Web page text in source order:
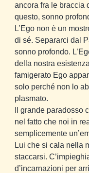
ancora fra le braccia
questo, sonno
L’Ego non è un
di sé. Separarci dal
sonno profondo.
della nostra
famigerato Ego
solo perché non lo
plasmato.
Il grande paradosso
nel fatto che noi in
semplicemente
Lui che si cala nella
staccarsi.
d’incarnazioni per